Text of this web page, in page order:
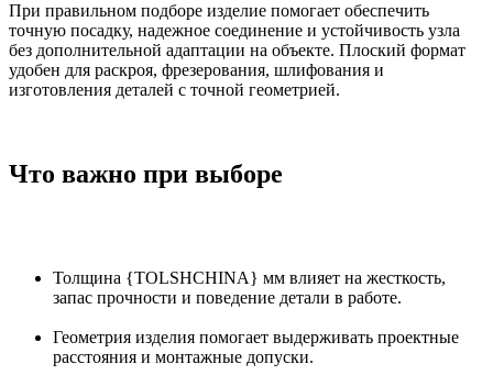
При правильном подборе изделие помогает обеспечить
точную посадку, надежное соединение и устойчивость узла
без дополнительной адаптации на объекте. Плоский формат
удобен для раскроя, фрезерования, шлифования и
изготовления деталей с точной геометрией.
Что важно при выборе
Толщина {TOLSHCHINA} мм влияет на жесткость,
запас прочности и поведение детали в работе.
Геометрия изделия помогает выдерживать проектные
расстояния и монтажные допуски.